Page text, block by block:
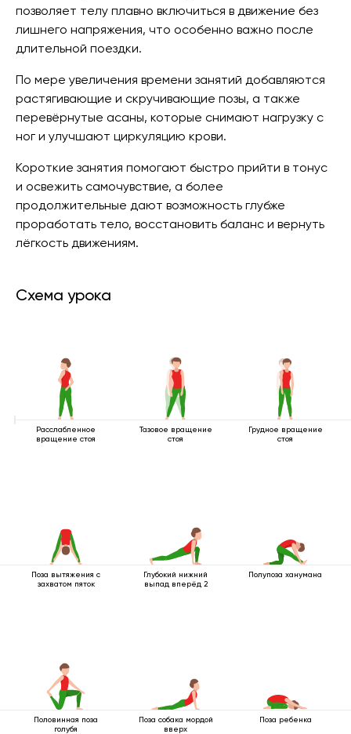
позволяет телу плавно включиться в движение без
лишнего напряжения, что особенно важно после
длительной поездки.
По мере увеличения времени занятий добавляются
растягивающие и скручивающие позы, а также
перевёрнутые асаны, которые снимают нагрузку с
ног и улучшают циркуляцию крови.
Короткие занятия помогают быстро прийти в тонус
и освежить самочувствие, а более
продолжительные дают возможность глубже
проработать тело, восстановить баланс и вернуть
лёгкость движениям.
Схема урока
Расслабленное
вращение стоя
Тазовое вращение
стоя
Грудное вращение
стоя
Поза вытяжения с
захватом пяток
Глубокий нижний
выпад вперёд 2
Полупоза ханумана
Половинная поза
голубя
Поза собака мордой
вверх
Поза ребенка